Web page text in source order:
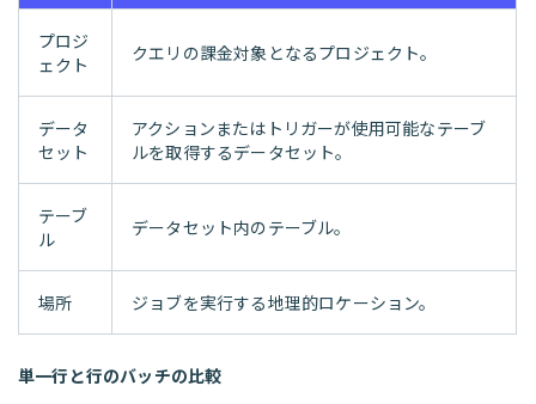
プロジ
ェクト
クエリの課金対象となるプロジェクト。
データ
セット
アクションまたはトリガーが使用可能なテーブ
ルを取得するデータセット。
テーブ
ル
データセット内のテーブル。
場所 ジョブを実行する地理的ロケーション。
単一行と行のバッチの比較